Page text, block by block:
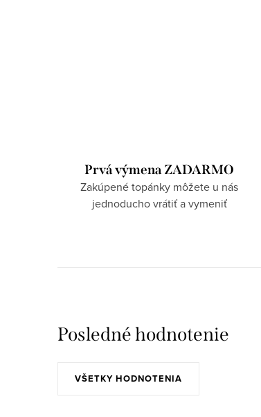
Prvá výmena ZADARMO
Zakúpené topánky môžete u nás
jednoducho vrátiť a vymeniť
Posledné hodnotenie
VŠETKY HODNOTENIA